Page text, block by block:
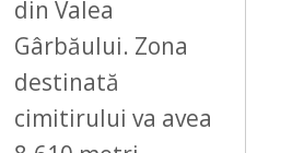
din Valea
Gârbăului. Zona
destinată
cimitirului va avea